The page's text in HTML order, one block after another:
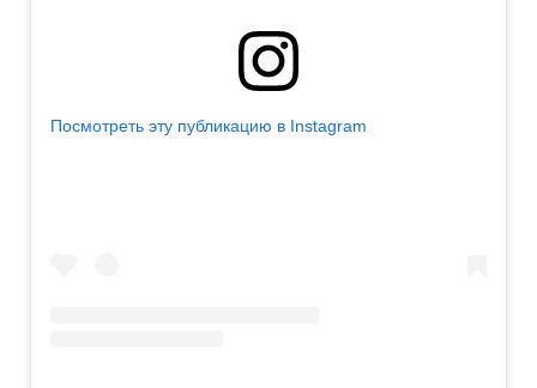
Посмотреть эту публикацию в Instagram